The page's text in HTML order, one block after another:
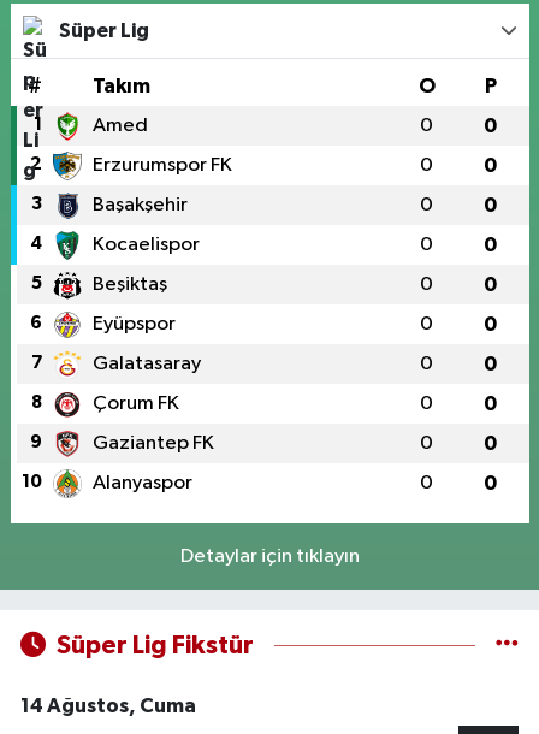
Süper Lig
# Takım O P
1 Amed 0 0
2 Erzurumspor FK 0 0
3 Başakşehir 0 0
4 Kocaelispor 0 0
5 Beşiktaş 0 0
6 Eyüpspor 0 0
7 Galatasaray 0 0
8 Çorum FK 0 0
9 Gaziantep FK 0 0
10 Alanyaspor 0 0
Detaylar için tıklayın
Süper Lig Fikstür
14 Ağustos, Cuma